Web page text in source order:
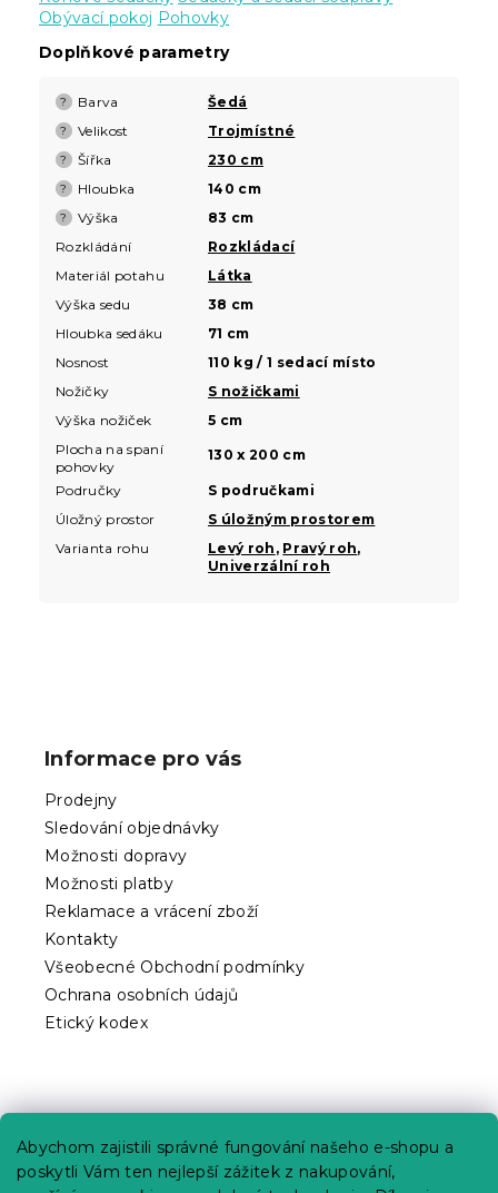
Abychom zajistili správné fungování našeho e-shopu a
poskytli Vám ten nejlepší zážitek z nakupování,
Obývací pokoj Pohovky
Doplňkové parametry
? Barva Šedá
? Velikost Trojmístné
? Šířka 230 cm
? Hloubka 140 cm
? Výška
83 cm
Rozkládání
Rozkládací
Materiál potahu
Látka
Výška sedu
38 cm
Hloubka sedáku
71 cm
Nosnost
110 kg / 1 sedací místo
Nožičky
S nožičkami
Výška nožiček
5 cm
Plocha na spaní
pohovky
130 x 200 cm
Područky
S područkami
Úložný prostor
S úložným prostorem
Varianta rohu
Levý roh , Pravý roh,
Univerzální roh
Informace pro vás
Prodejny
Sledování objednávky
Možnosti dopravy
Možnosti platby
Reklamace a vrácení zboží
Kontakty
Všeobecné Obchodní podmínky
Ochrana osobních údajů
Etický kodex
Kariéra